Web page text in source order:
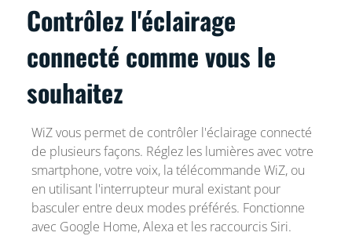
Contrôlez l'éclairage
connecté comme vous le
souhaitez
WiZ vous permet de contrôler l'éclairage connecté
de plusieurs façons. Réglez les lumières avec votre
smartphone, votre voix, la télécommande WiZ, ou
en utilisant l'interrupteur mural existant pour
basculer entre deux modes préférés. Fonctionne
avec Google Home, Alexa et les raccourcis Siri.